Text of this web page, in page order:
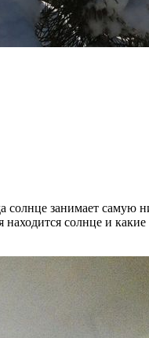
занимает самую
находится солнце и